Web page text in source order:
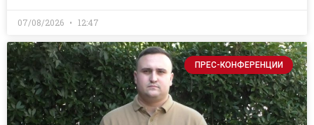
07/08/2026 12:47
ПРЕС-КОНФЕРЕНЦИИ